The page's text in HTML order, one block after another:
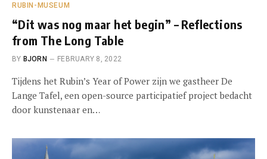
RUBIN-MUSEUM
“Dit was nog maar het begin” – Reflections
from The Long Table
BY BJORN FEBRUARY 8, 2022
Tijdens het Rubin’s Year of Power zijn we gastheer De
Lange Tafel, een open-source participatief project bedacht
door kunstenaar en…